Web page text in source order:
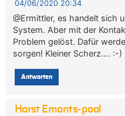
04/06/2020 20:34
@Ermittler, es handelt sich
System. Aber mit der
Problem gelöst. Dafür
sorgen! Kleiner Scherz…. :-)
Antworten
Horst Emonts-pool